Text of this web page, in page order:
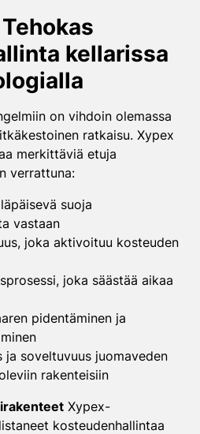
kellarissa
on vihdoin olemassa
ratkaisu. Xypex
merkittäviä etuja
verrattuna:
suoja
vastaan
joka aktivoituu kosteuden
joka säästää aikaa
pidentäminen ja
soveltuvuus juomaveden
rakenteisiin
Xypex-
kosteudenhallintaa